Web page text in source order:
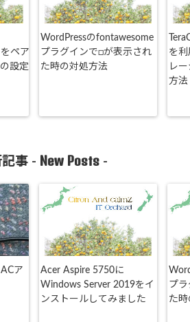
ペア
設定
WordPressのfontawesome
プラグインで□が表示され
た時の対処方法
を利
レ
方法
事 - New Posts -
ア
Acer Aspire 5750に
Windows Server 2019をイ
ンストールしてみました
プ
た時